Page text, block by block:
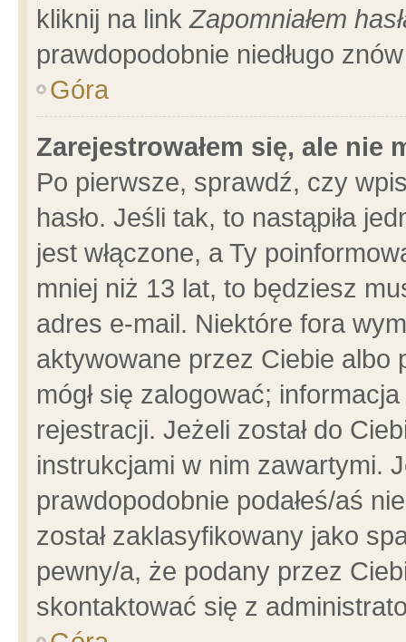
kliknij na linkZapomniałem
prawdopodobnie niedługo
Góra
Zarejestrowałem się, ale nie
Po pierwsze, sprawdź, czy
hasło. Jeśli tak, to nastąpiła
jest włączone, a Ty
mniej niż 13 lat, to będziesz
adres e-mail. Niektóre fora
aktywowane przez Ciebie albo
mógł się zalogować;
rejestracji. Jeżeli został do
instrukcjami w nim zawartymi.
prawdopodobnie podałeś/aś
został zaklasyfikowany jako
pewny/a, że podany przez
skontaktować się z